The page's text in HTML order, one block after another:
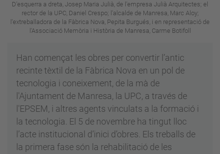
D'esquerra a dreta, Josep Maria Julià, de l'empresa Julià Arquitectes; el
rector de la UPC, Daniel Crespo; l'alcalde de Manresa, Marc Aloy;
l'extreballadora de la Fàbrica Nova, Pepita Burgués, i en representació de
l'Associació Memòria i Història de Manresa, Carme Botifoll
Han començat les obres per convertir l’antic
recinte tèxtil de la Fàbrica Nova en un pol de
tecnologia i coneixement, de la mà de
l'Ajuntament de Manresa, la UPC, a través de
l'EPSEM, i altres agents vinculats a la formació i
la tecnologia. El 5 de novembre ha tingut lloc
l’acte institucional d’inici d’obres. Els treballs de
la primera fase són la rehabilitació de les